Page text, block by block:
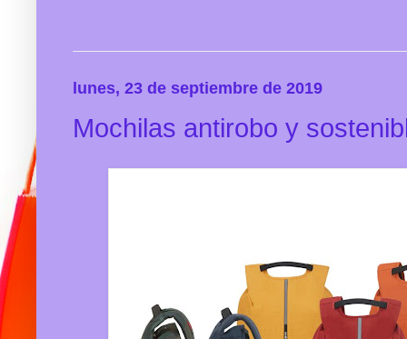
lunes, 23 de septiembre de 2019
Mochilas antirobo y